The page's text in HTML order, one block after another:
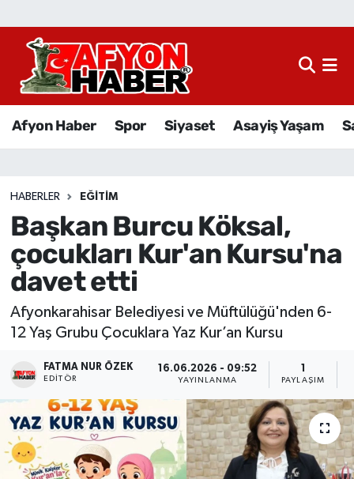
Afyon Haber Spor Siyaset Asayiş Yaşam
HABERLER EĞITIM
Başkan Burcu Köksal,
çocukları Kur'an Kursu'na
davet etti
Afyonkarahisar Belediyesi ve Müftülüğü'nden 6-
12 Yaş Grubu Çocuklara Yaz Kur’an Kursu
FATMA NUR ÖZEK
EDITÖR
16.06.2026 - 09:52
YAYINLANMA PAYLAŞIM
Afyon Haber
Sağlık
Eğitim
Ekonomi
Magazin
Etkinlikler